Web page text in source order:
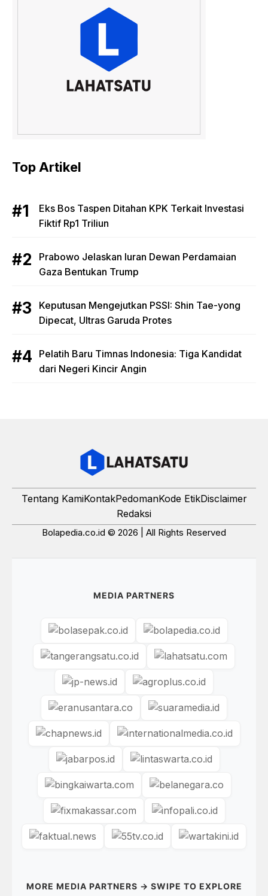
Top Artikel
Eks Bos Taspen Ditahan KPK Terkait Investasi
Fiktif Rp1 Triliun
Prabowo Jelaskan Iuran Dewan Perdamaian
Gaza Bentukan Trump
Keputusan Mengejutkan PSSI: Shin Tae-yong
Dipecat, Ultras Garuda Protes
Pelatih Baru Timnas Indonesia: Tiga Kandidat
dari Negeri Kincir Angin
Tentang KamiKontakPedomanKode EtikDisclaimer
Redaksi
Bolapedia.co.id © 2026 | All Rights Reserved
MEDIA PARTNERS
MORE MEDIA PARTNERS → SWIPE TO EXPLORE